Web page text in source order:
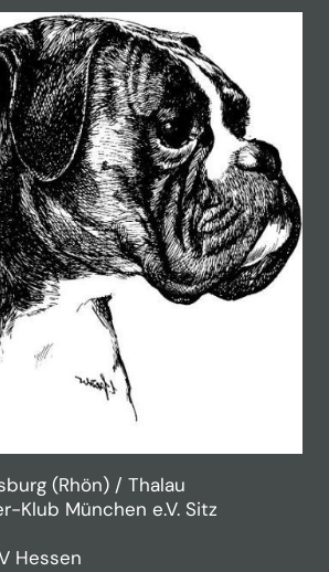
(Rhön) / Thalau
Klub München e.V. Sitz
Hessen